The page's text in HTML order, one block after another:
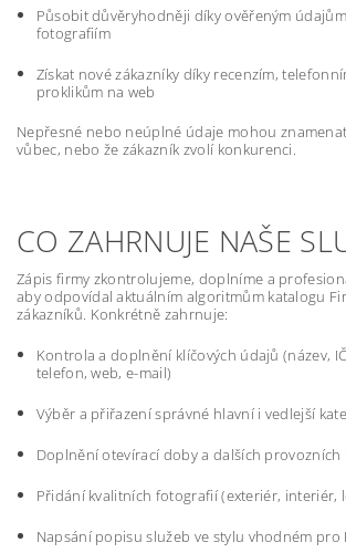
Působit důvěryhodněji díky ověřeným
fotografiím
Získat nové zákazníky díky recenzím,
proklikům na web
Nepřesné nebo neúplné údaje mohou
vůbec, nebo že zákazník zvolí konkurenci.
CO ZAHRNUJE NAŠE
Zápis firmy zkontrolujeme, doplníme a
aby odpovídal aktuálním algoritmům katalogu
zákazníků. Konkrétně zahrnuje:
Kontrola a doplnění klíčových údajů (název,
telefon, web, e-mail)
Výběr a přiřazení správné hlavní i vedlejší
Doplnění otevírací doby a dalších
Přidání kvalitních fotografií (exteriér, interiér,
Napsání popisu služeb ve stylu vhodném pro